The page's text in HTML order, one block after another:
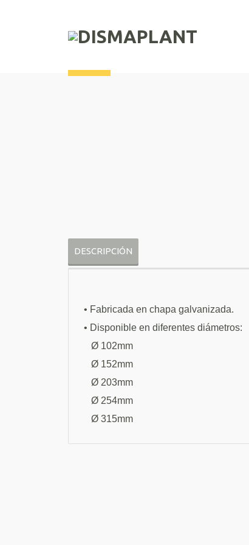
DESCRIPCIÓN
• Fabricada en chapa galvanizada.
• Disponible en diferentes diámetros:
Ø 102mm
Ø 152mm
Ø 203mm
Ø 254mm
Ø 315mm